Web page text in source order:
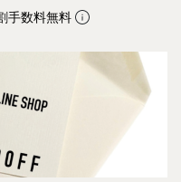
手数料無料